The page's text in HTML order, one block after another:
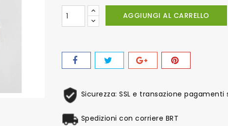
AGGIUNGI AL CARRELLO
Sicurezza: SSL e transazione
Spedizioni con corriere BRT